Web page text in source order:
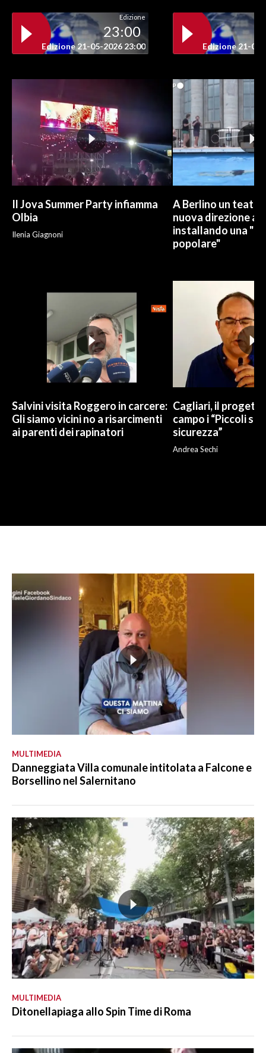
INFO AZIENDE
ABBONATI
ANNUNCI
SPIAGGE
Edizione
23:00
Edizione 21-05-2026 23:00 Edizione 21-05-
Il Jova Summer Party infiamma
Olbia
Ilenia Giagnoni
A Berlino un
nuova direzione
installando una
popolare"
Salvini visita Roggero in carcere:
Gli siamo vicini no a risarcimenti
ai parenti dei rapinatori
Cagliari, il
campo i “Piccoli
sicurezza”
Andrea Sechi
MULTIMEDIA
Danneggiata Villa comunale intitolata a Falcone e
Borsellino nel Salernitano
MULTIMEDIA
Ditonellapiaga allo Spin Time di Roma